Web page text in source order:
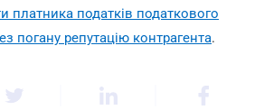
платника податків податкового
погану репутацію контрагента.